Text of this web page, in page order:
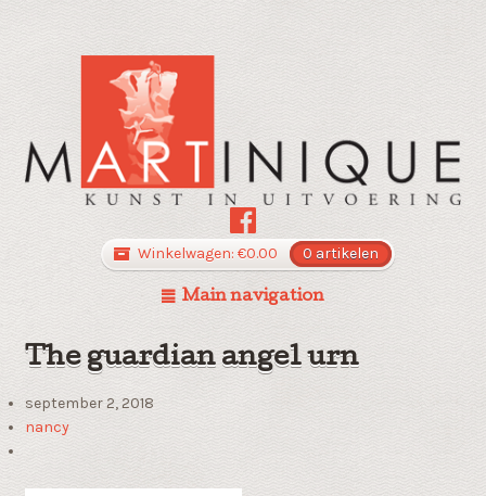
Winkelwagen: €0.00 0 artikelen
Main navigation
The guardian angel urn
september 2, 2018
nancy